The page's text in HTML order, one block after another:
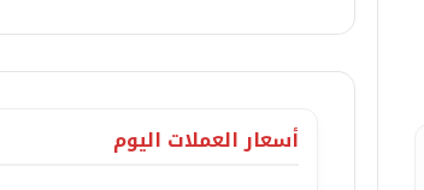
أسعار العملات اليوم